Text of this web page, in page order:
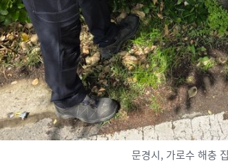
문경시, 가로수 해충